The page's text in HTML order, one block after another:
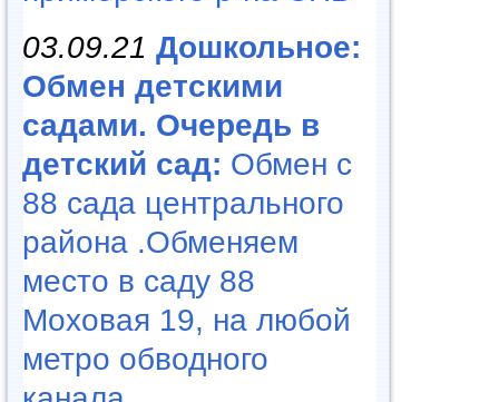
03.09.21 Дошкольное:
Обмен детскими
садами. Очередь в
детский сад: Обмен с
88 сада центрального
района .Обменяем
место в саду 88
Моховая 19, на любой
метро обводного